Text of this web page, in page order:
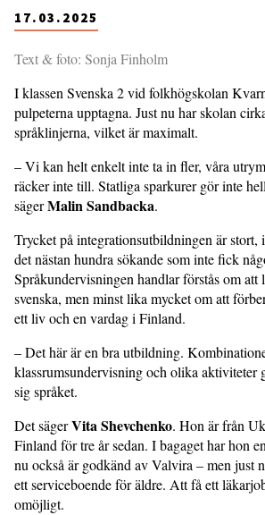
17.03.2025
Text & foto: Sonja Finholm
I klassen Svenska 2 vid folkhögskolan
pulpeterna upptagna. Just nu har skolan
språklinjerna, vilket är maximalt.
– Vi kan helt enkelt inte ta in fler, våra
räcker inte till. Statliga sparkurer gör inte
sägerMalin Sandbacka.
Trycket på integrationsutbildningen är stort,
det nästan hundra sökande som inte fick
Språkundervisningen handlar förstås om att
svenska, men minst lika mycket om att
ett liv och en vardag i Finland.
– Det här är en bra utbildning.
klassrumsundervisning och olika aktiviteter
sig språket.
Det sägerVita Shevchenko. Hon är från
Finland för tre år sedan. I bagaget har hon
nu också är godkänd av Valvira – men just
ett serviceboende för äldre. Att få ett
omöjligt.